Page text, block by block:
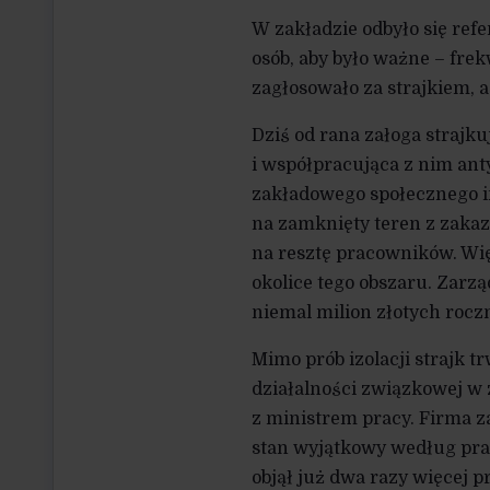
W zakładzie odbyło się
osób, aby było ważne –
zagłosowało za strajkiem,
Dziś od rana załoga
i współpracująca z nim
zakładowego
na zamknięty teren z
na resztę pracowników.
okolice tego obszaru.
niemal milion złotych
Mimo prób izolacji strajk
działalności związkowej w
z ministrem pracy. Firma
stan wyjątkowy według
objął już dwa razy więcej